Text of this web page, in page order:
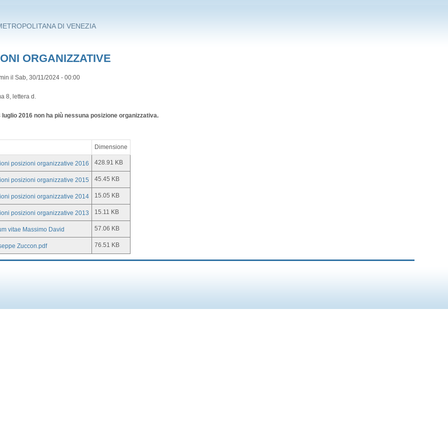
DI VENEZIA
ORGANIZZATIVE
il Sab, 30/11/2024 - 00:00
8, lettera d.
luglio 2016 non ha più nessuna posizione organizzativa.
Dimensione
posizioni organizzative 2016 428.91 KB
posizioni organizzative 2015 45.45 KB
posizioni organizzative 2014 15.05 KB
posizioni organizzative 2013 15.11 KB
vitae Massimo David 57.06 KB
Zuccon.pdf 76.51 KB